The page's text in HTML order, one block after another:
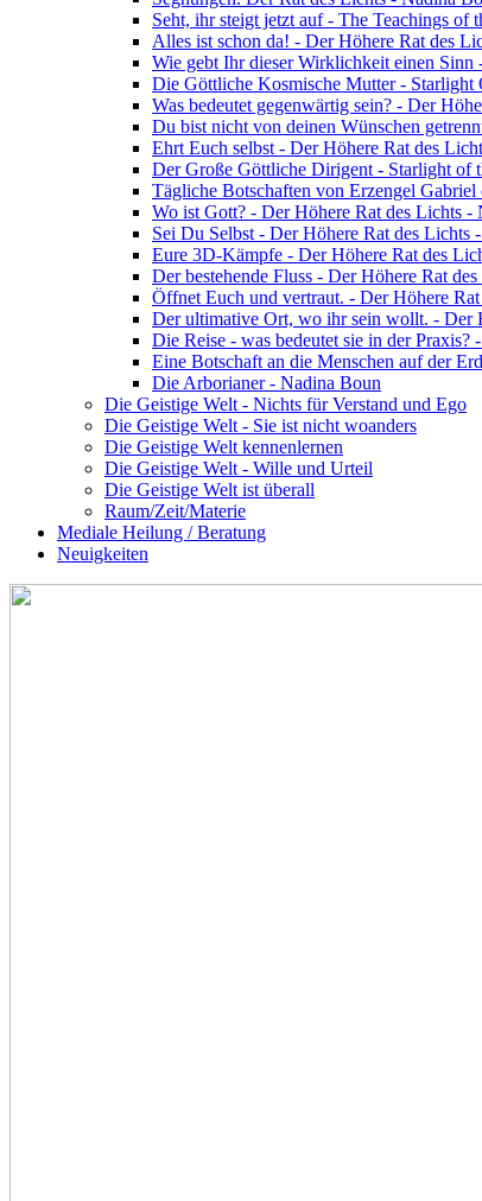
Seht, ihr steigt jetzt auf - The Teachings of
Alles ist schon da! - Der Höhere Rat des
Wie gebt Ihr dieser Wirklichkeit einen
Die Göttliche Kosmische Mutter -
Was bedeutet gegenwärtig sein? - Der
Du bist nicht von deinen Wünschen
Ehrt Euch selbst - Der Höhere Rat des
Der Große Göttliche Dirigent - Starlight of
Tägliche Botschaften von Erzengel
Wo ist Gott? - Der Höhere Rat des Lichts -
Sei Du Selbst - Der Höhere Rat des Lichts
Eure 3D-Kämpfe - Der Höhere Rat des
Der bestehende Fluss - Der Höhere Rat
Öffnet Euch und vertraut. - Der Höhere
Der ultimative Ort, wo ihr sein wollt. - Der
Die Reise - was bedeutet sie in der
Eine Botschaft an die Menschen auf der
Die Arborianer - Nadina Boun
Die Geistige Welt - Nichts für Verstand und Ego
Die Geistige Welt - Sie ist nicht woanders
Die Geistige Welt kennenlernen
Die Geistige Welt - Wille und Urteil
Die Geistige Welt ist überall
Raum/Zeit/Materie
Mediale Heilung / Beratung
Neuigkeiten